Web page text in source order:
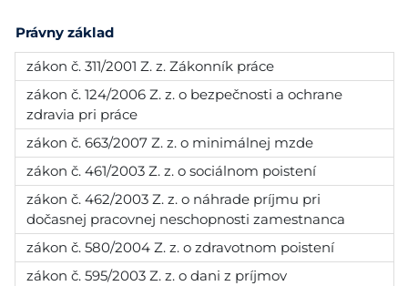
Právny základ
zákon č. 311/2001 Z. z. Zákonník práce
zákon č. 124/2006 Z. z. o bezpečnosti a ochrane
zdravia pri práce
zákon č. 663/2007 Z. z. o minimálnej mzde
zákon č. 461/2003 Z. z. o sociálnom poistení
zákon č. 462/2003 Z. z. o náhrade príjmu pri
dočasnej pracovnej neschopnosti zamestnanca
zákon č. 580/2004 Z. z. o zdravotnom poistení
zákon č. 595/2003 Z. z. o dani z príjmov